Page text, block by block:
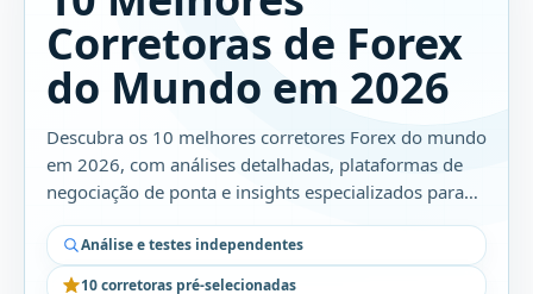
Corretoras de Forex
do Mundo em 2026
Descubra os 10 melhores corretores Forex do mundo
em 2026, com análises detalhadas, plataformas de
negociação de ponta e insights especializados para
traders.
Análise e testes independentes
10 corretoras pré-selecionadas